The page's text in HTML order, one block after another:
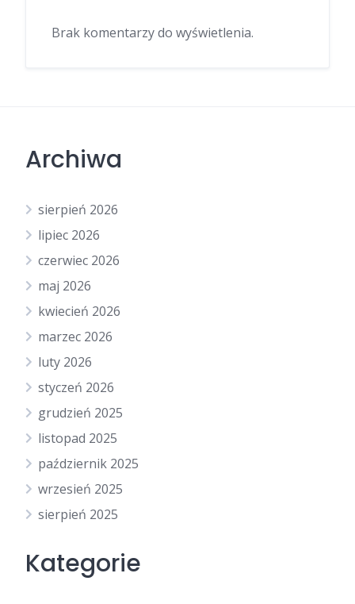
Brak komentarzy do wyświetlenia.
Archiwa
sierpień 2026
lipiec 2026
czerwiec 2026
maj 2026
kwiecień 2026
marzec 2026
luty 2026
styczeń 2026
grudzień 2025
listopad 2025
październik 2025
wrzesień 2025
sierpień 2025
Kategorie